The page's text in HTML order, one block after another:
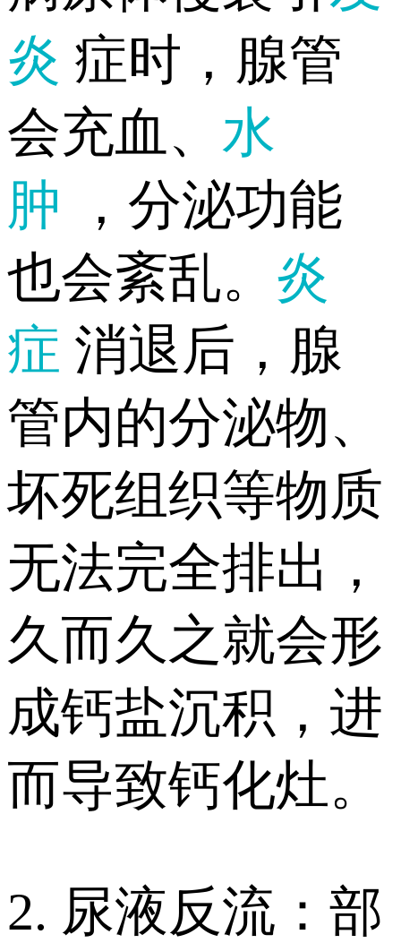
炎 症时，腺管
会充血、 水
肿
，分泌功能
也会紊乱。 炎
症 消退后，腺
管内的分泌物、
坏死组织等物质
无法完全排出，
久而久之就会形
成钙盐沉积，进
而导致钙化灶。
2. 尿液反流：部